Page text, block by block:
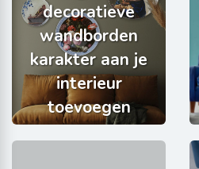
decoratieve
wandborden
karakter aan je
interieur
toevoegen